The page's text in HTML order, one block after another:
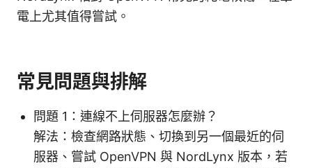
電上尤其值得嘗試。
常見問題與排解
問題 1：連線不上伺服器怎麼辦？
解法：檢查網路狀態、切換到另一個最近的伺
服器、嘗試 OpenVPN 與 NordLynx 版本，若